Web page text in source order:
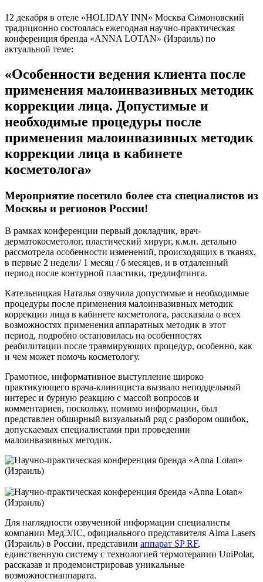
12 декабря в отеле «HOLIDAY INN» Москва Симоновский
традиционно состоялась ежегодная научно-практическая
конференция бренда «ANNA LOTAN» (Израиль) по
актуальной теме:
«Особенности ведения клиента после
применения малоинвазивных методик
коррекции лица. Допустимые и
необходимые процедуры после
применения малоинвазивных методик
коррекции лица в кабинете
косметолога»
Мероприятие посетило более ста специалистов из
Москвы и регионов России!
В рамках конференции первый докладчик, врач-
дерматокосметолог, пластический хирург, к.м.н. детально
рассмотрела особенности изменений, происходящих в тканях,
в первые 2 недели/ 1 месяц / 6 месяцев, и в отдаленный
период после контурной пластики, тредлифтинга.
Кательницкая Наталья озвучила допустимые и необходимые
процедуры после применения малоинвазивных методик
коррекции лица в кабинете косметолога, рассказала о всех
возможностях применения аппаратных методик в этот
период, подробно остановилась на особенностях
реабилитации после травмирующих процедур, особенно, как
и чем может помочь косметологу.
Грамотное, информативное выступление широко
практикующего врача-клинициста вызвало неподдельный
интерес и бурную реакцию с массой вопросов и
комментариев, поскольку, помимо информации, был
представлен обширный визуальный ряд с разбором ошибок,
допускаемых специалистами при проведении
малоинвазивных методик.
Для наглядности озвученной информации специалисты
компании МедЭЛС, официального представителя Alma Lasers
(Израиль) в России, представили аппарат SP RF,
единственную систему с технологией термотерапии UniPolar,
рассказав и продемонстрировав уникальные
возможностиаппарата.